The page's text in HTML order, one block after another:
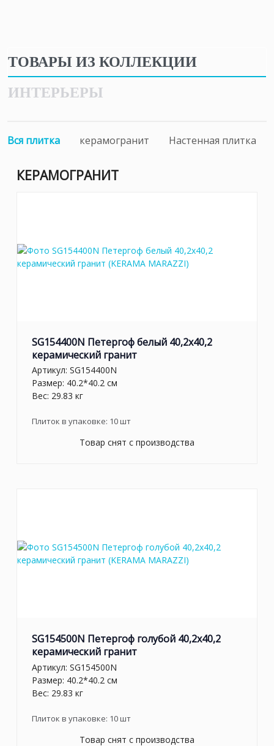
ТОВАРЫ ИЗ КОЛЛЕКЦИИ
ИНТЕРЬЕРЫ
Вся плитка керамогранит Настенная плитка
КЕРАМОГРАНИТ
SG154400N Петергоф белый 40,2x40,2
керамический гранит
Артикул: SG154400N
Размер: 40.2*40.2 см
Вес: 29.83 кг
Плиток в упаковке: 10шт
Товар снят с производства
SG154500N Петергоф голубой 40,2x40,2
керамический гранит
Артикул: SG154500N
Размер: 40.2*40.2 см
Вес: 29.83 кг
Плиток в упаковке: 10шт
Товар снят с производства